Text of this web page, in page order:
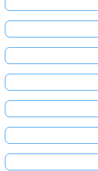
出
的
一
问